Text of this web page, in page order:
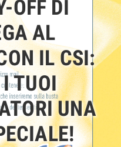
OFF DI
AL
IL CSI:
I TUOI
UNA